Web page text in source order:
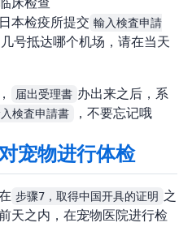
床检查
本检疫所提交 輸入検査申請
几号抵达哪个机场，请在当天
届出受理書 办出来之后，系
検査申請書 ，不要忘记哦
宠物进行体检
步骤7，取得中国开具的证明 之
天之内，在宠物医院进行检